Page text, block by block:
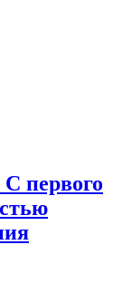
первого